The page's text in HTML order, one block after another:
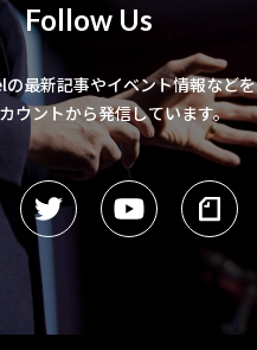
Follow Us
最新記事やイベント情報などを
ウントから発信しています。